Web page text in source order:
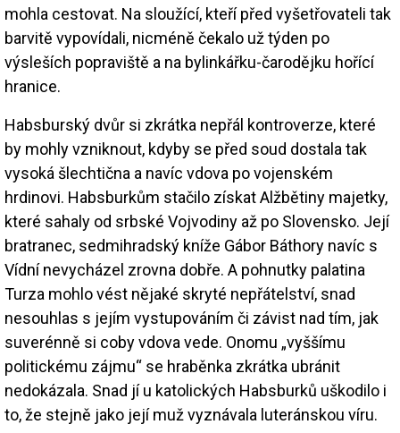
mohla cestovat. Na sloužící, kteří před vyšetřovateli tak
barvitě vypovídali, nicméně čekalo už týden po
výsleších popraviště a na bylinkářku-čarodějku hořící
hranice.
Habsburský dvůr si zkrátka nepřál kontroverze, které
by mohly vzniknout, kdyby se před soud dostala tak
vysoká šlechtična a navíc vdova po vojenském
hrdinovi. Habsburkům stačilo získat Alžbětiny majetky,
které sahaly od srbské Vojvodiny až po Slovensko. Její
bratranec, sedmihradský kníže Gábor Báthory navíc s
Vídní nevycházel zrovna dobře. A pohnutky palatina
Turza mohlo vést nějaké skryté nepřátelství, snad
nesouhlas s jejím vystupováním či závist nad tím, jak
suverénně si coby vdova vede. Onomu „vyššímu
politickému zájmu“ se hraběnka zkrátka ubránit
nedokázala. Snad jí u katolických Habsburků uškodilo i
to, že stejně jako její muž vyznávala luteránskou víru.